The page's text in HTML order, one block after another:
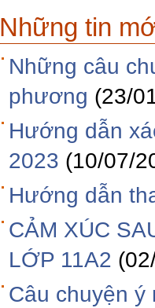
Những tin
Những câu
phương (23/
Hướng dẫn
2023 (10/07/
Hướng dẫn
CẢM XÚC
LỚP 11A2
Câu chuyện ý